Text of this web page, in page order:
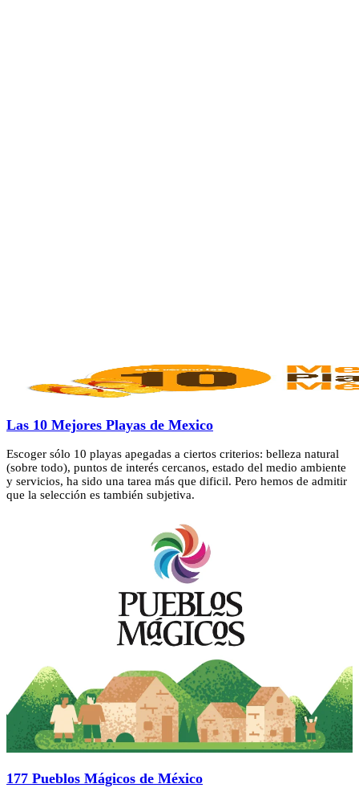
Las 10 Mejores Playas de Mexico
Escoger sólo 10 playas apegadas a ciertos criterios: belleza natural
(sobre todo), puntos de interés cercanos, estado del medio ambiente
y servicios, ha sido una tarea más que dificil. Pero hemos de admitir
que la selección es también subjetiva.
177 Pueblos Mágicos de México